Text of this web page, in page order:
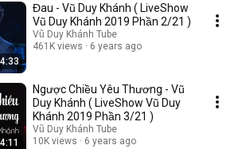
4:33
Đau - Vũ Duy Khánh ( LiveShow
Vũ Duy Khánh 2019 Phần 2/21 )
Vũ Duy Khánh Tube
461K views
6 years ago
4:11
Ngược Chiều Yêu Thương - Vũ
Duy Khánh ( LiveShow Vũ Duy
Khánh 2019 Phần 3/21 )
Vũ Duy Khánh Tube
10K views
6 years ago